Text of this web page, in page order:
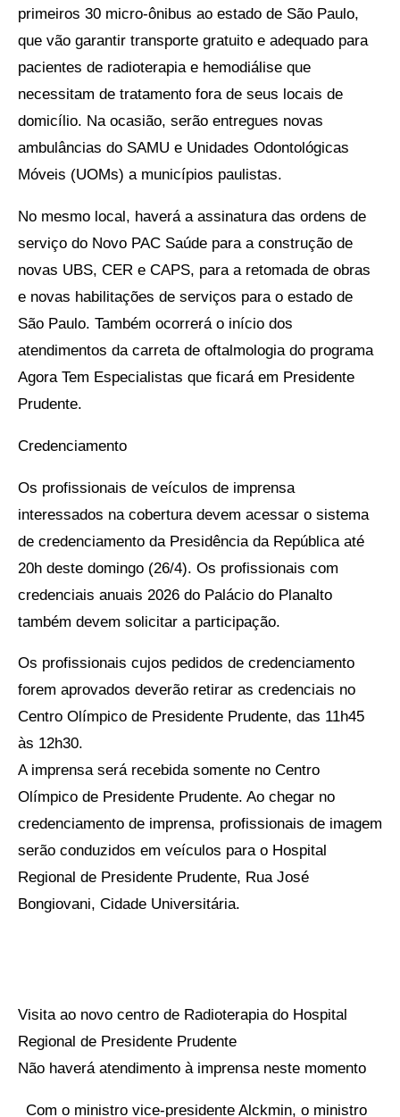
primeiros 30 micro-ônibus ao estado de São Paulo,
que vão garantir transporte gratuito e adequado para
pacientes de radioterapia e hemodiálise que
necessitam de tratamento fora de seus locais de
domicílio. Na ocasião, serão entregues novas
ambulâncias do SAMU e Unidades Odontológicas
Móveis (UOMs) a municípios paulistas.
No mesmo local, haverá a assinatura das ordens de
serviço do Novo PAC Saúde para a construção de
novas UBS, CER e CAPS, para a retomada de obras
e novas habilitações de serviços para o estado de
São Paulo. Também ocorrerá o início dos
atendimentos da carreta de oftalmologia do programa
Agora Tem Especialistas que ficará em Presidente
Prudente.
Credenciamento
Os profissionais de veículos de imprensa
interessados na cobertura devem acessar o sistema
de credenciamento da Presidência da República até
20h deste domingo (26/4). Os profissionais com
credenciais anuais 2026 do Palácio do Planalto
também devem solicitar a participação.
Os profissionais cujos pedidos de credenciamento
forem aprovados deverão retirar as credenciais no
Centro Olímpico de Presidente Prudente, das 11h45
às 12h30.
A imprensa será recebida somente no Centro
Olímpico de Presidente Prudente. Ao chegar no
credenciamento de imprensa, profissionais de imagem
serão conduzidos em veículos para o Hospital
Regional de Presidente Prudente, Rua José
Bongiovani, Cidade Universitária.
Visita ao novo centro de Radioterapia do Hospital
Regional de Presidente Prudente
Não haverá atendimento à imprensa neste momento
_Com o ministro vice-presidente Alckmin, o ministro